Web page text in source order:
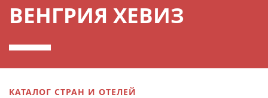
ВЕНГРИЯ ХЕВИЗ
КАТАЛОГ СТРАН И ОТЕЛЕЙ